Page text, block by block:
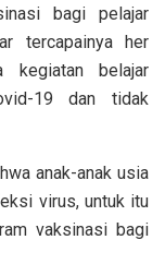
bagi pelajar
tercapainya her
kegiatan belajar
19 dan tidak
anak-anak usia
virus, untuk itu
vaksinasi bagi